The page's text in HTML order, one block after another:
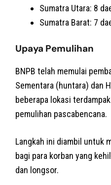
Sumatra Utara: 8
Sumatra Barat: 7
Upaya Pemulihan
BNPB telah memulai
Sementara (huntara) dan
beberapa lokasi
pemulihan pascabencana.
Langkah ini diambil untuk
bagi para korban yang
dan longsor.